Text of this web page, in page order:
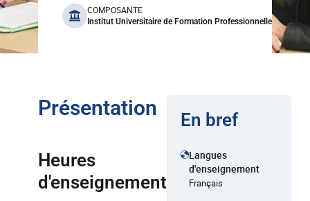
benefits
COMPOSANTE
Institut Universitaire de Formation Professionnelle
Présentation
Heures
d'enseignement
En bref
Langues
d'enseignement
Français